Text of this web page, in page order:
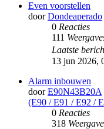
Even voorstellen
doorDondeaperado
0 Reacties
111
Laatste
13 jun 2026,
Alarm inbouwen
doorE90N43B20A
(E90 / E91 / E92 /
0 Reacties
318